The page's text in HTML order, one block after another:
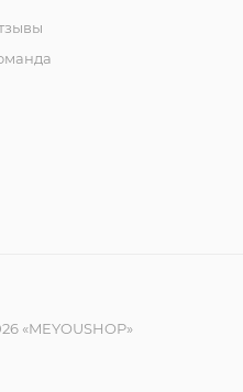
«MEYOUSHOP»